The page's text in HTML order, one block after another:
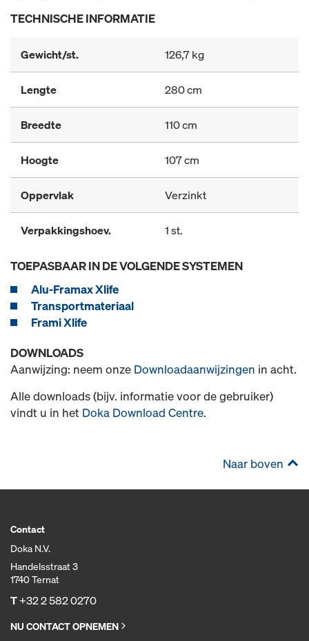
TECHNISCHE INFORMATIE
Gewicht/st. 126,7 kg
Lengte 280 cm
Breedte 110 cm
Hoogte 107 cm
Oppervlak Verzinkt
Verpakkingshoev. 1 st.
TOEPASBAAR IN DE VOLGENDE SYSTEMEN
Alu-Framax Xlife
Transportmateriaal
Frami Xlife
DOWNLOADS
Aanwijzing: neem onze Downloadaanwijzingen in acht.
Alle downloads (bijv. informatie voor de gebruiker)
vindt u in het Doka Download Centre.
Naar boven
Contact
Doka N.V.
Handelsstraat 3
1740 Ternat
T+32 2 582 0270
NU CONTACT OPNEMEN